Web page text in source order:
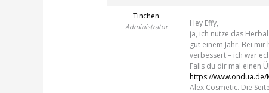
Tinchen
Administrator
Hey Effy,
ja, ich nutze das
gut einem Jahr. Bei
verbessert – ich war
Falls du dir mal einen
https://www.ondua.de/
Alex Cosmetic. Die